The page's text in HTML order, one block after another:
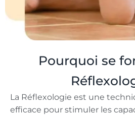
Pourquoi se
La Réflexologie est une
efficace pour stimuler les